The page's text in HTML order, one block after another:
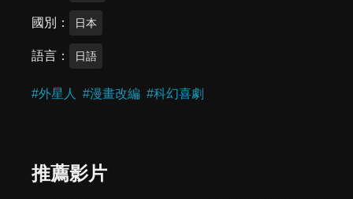
國別 日本
語言 日語
#外星人 #漫畫改編 #科幻喜劇
推薦影片